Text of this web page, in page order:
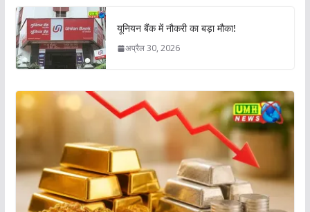
यूनियन बैंक में नौकरी का बड़ा मौका!
अप्रैल 30, 2026